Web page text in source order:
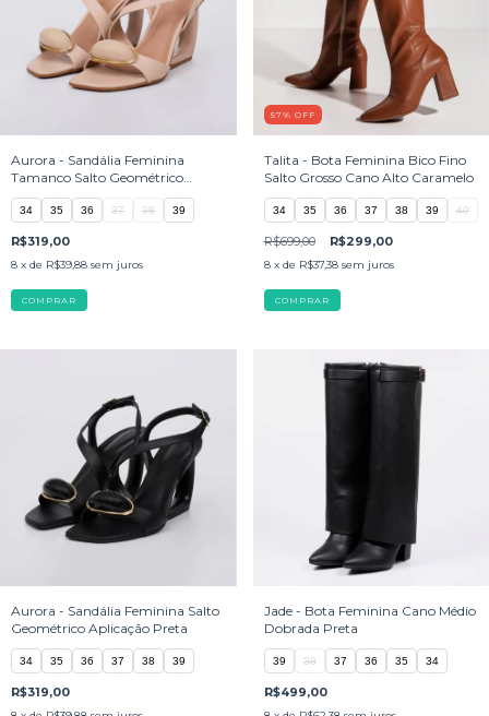
Aurora - Sandália Feminina
Tamanco Salto Geométrico
Aplicação Bege
34 35 36 37 38 39
R$319,00
8 x de R$39,88 sem juros
COMPRAR
57% OFF
Talita - Bota Feminina Bico Fino
Salto Grosso Cano Alto Caramelo
34 35 36 37 38 39 40
R$699,00 R$299,00
8 x de R$37,38 sem juros
COMPRAR
Aurora - Sandália Feminina Salto
Geométrico Aplicação Preta
34 35 36 37 38 39
R$319,00
Jade - Bota Feminina Cano Médio
Dobrada Preta
39 38 37 36 35 34
R$499,00